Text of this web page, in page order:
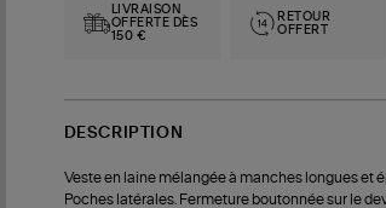
LIVRAISON
OFFERTE DÈS
150 €
RETOUR
OFFERT
DESCRIPTION
Veste en laine mélangée à manches longues et
Poches latérales. Fermeture boutonnée sur le